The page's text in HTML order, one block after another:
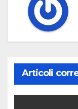
Articoli